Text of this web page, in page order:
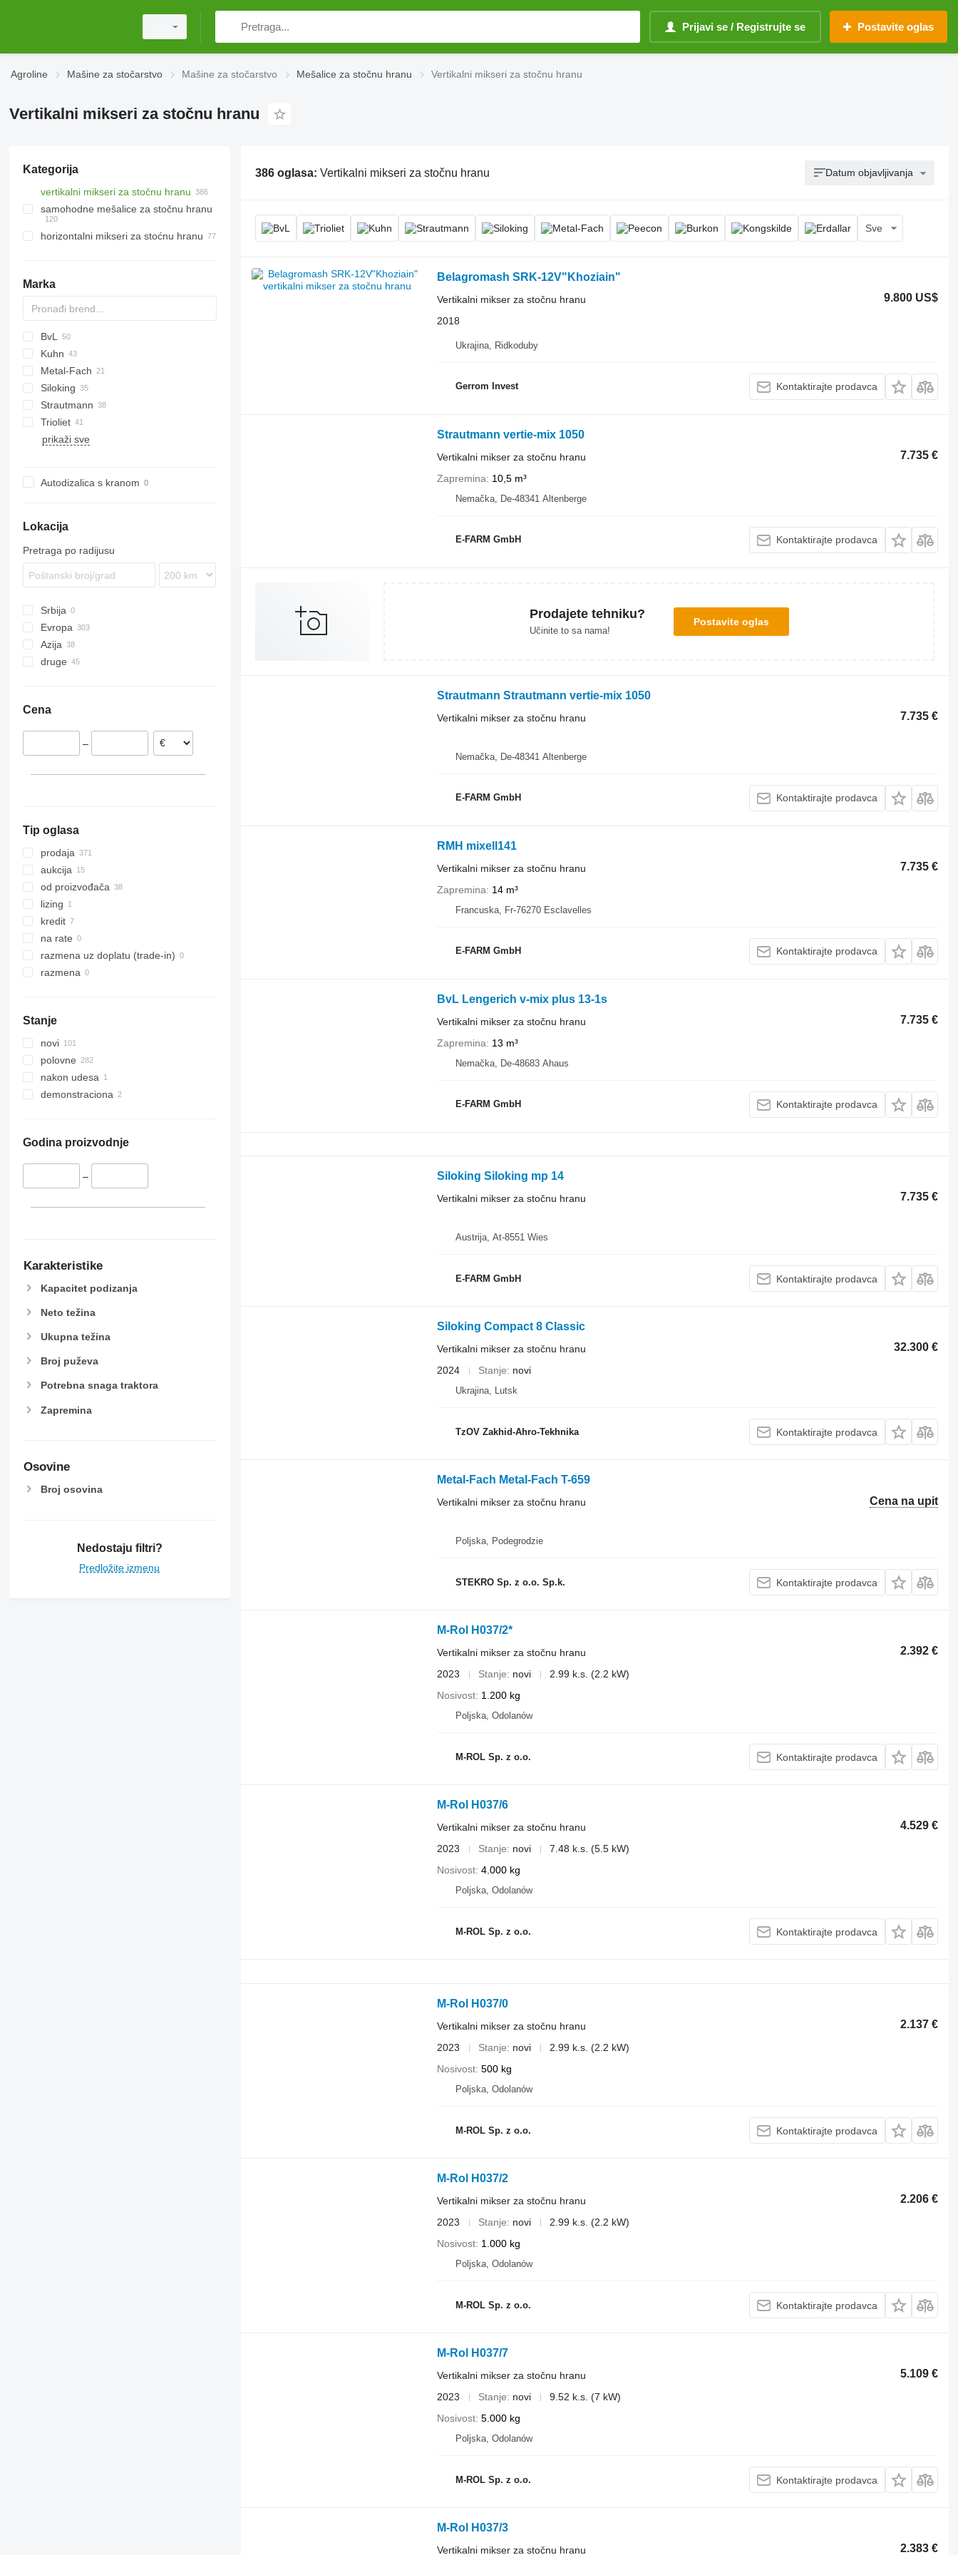
Prijavi se / Registrujte se Postavite oglas
Agroline Mašine za stočarstvo Mašine za stočarstvo Mešalice za stočnu hranu Vertikalni mikseri za stočnu hranu
Vertikalni mikseri za stočnu hranu
Kategorija
vertikalni mikseri za stočnu hranu
samohodne mešalice za stočnu hranu
horizontalni mikseri za stoćnu hranu
Marka
BvL
V-MIX
SB
VM
Kuhn
Euromix
Profile
Metal-Fach
VMP
Koala
Siloking
TrailedLine
Dunker
Strautmann
Verti-Mix
VM
MV
Trioliet
Gigant
prikaži sve
Autodizalica s kranom
Lokacija
Pretraga po radijusu
Srbija
Evropa
Poljska
Danska
Rumunija
Azija
Turska
druge
Cena
–
Tip oglasa
prodaja
aukcija
od proizvođača
lizing
kredit
na rate
razmena uz doplatu (trade-in)
razmena
Stanje
novi
polovne
nakon udesa
demonstraciona
Godina proizvodnje
–
Karakteristike
Kapacitet podizanja
Neto težina
Ukupna težina
Broj puževa
Potrebna snaga traktora
Zapremina
Osovine
Broj osovina
Nedostaju filtri?
Predložite izmenu
386 oglasa: Vertikalni mikseri za stočnu hranu Datum objavljivanja
Sve
Belagromash SRK-12V"Khoziain"
9.800 US$
Vertikalni mikser za stočnu hranu
2018
Ukrajina, Ridkoduby
Gerrom Invest Kontaktirajte prodavca
Strautmann vertie-mix 1050
7.735 €
Vertikalni mikser za stočnu hranu
Zapremina
10,5 m³
Nemačka, De-48341 Altenberge
E-FARM GmbH Kontaktirajte prodavca
Prodajete tehniku?
Učinite to sa nama!
Postavite oglas
Strautmann Strautmann vertie-mix 1050
7.735 €
Vertikalni mikser za stočnu hranu
Nemačka, De-48341 Altenberge
E-FARM GmbH Kontaktirajte prodavca
RMH mixell141
7.735 €
Vertikalni mikser za stočnu hranu
Zapremina
14 m³
Francuska, Fr-76270 Esclavelles
E-FARM GmbH Kontaktirajte prodavca
BvL Lengerich v-mix plus 13-1s
7.735 €
Vertikalni mikser za stočnu hranu
Zapremina
13 m³
Nemačka, De-48683 Ahaus
E-FARM GmbH Kontaktirajte prodavca
Siloking Siloking mp 14
7.735 €
Vertikalni mikser za stočnu hranu
Austrija, At-8551 Wies
E-FARM GmbH Kontaktirajte prodavca
Siloking Compact 8 Classic
32.300 €
Vertikalni mikser za stočnu hranu
2024
Stanje novi
Ukrajina, Lutsk
TzOV Zakhid-Ahro-Tekhnika Kontaktirajte prodavca
Metal-Fach Metal-Fach T-659
Cena na upit
Vertikalni mikser za stočnu hranu
Poljska, Podegrodzie
STEKRO Sp. z o.o. Sp.k. Kontaktirajte prodavca
M-Rol H037/2*
2.392 €
Vertikalni mikser za stočnu hranu
2023
Stanje novi
2.99 k.s. (2.2 kW)
Nosivost 1.200 kg
Poljska, Odolanów
M-ROL Sp. z o.o. Kontaktirajte prodavca
M-Rol H037/6
4.529 €
Vertikalni mikser za stočnu hranu
2023
Stanje novi
7.48 k.s. (5.5 kW)
Nosivost 4.000 kg
Poljska, Odolanów
M-ROL Sp. z o.o. Kontaktirajte prodavca
M-Rol H037/0
2.137 €
Vertikalni mikser za stočnu hranu
2023
Stanje novi
2.99 k.s. (2.2 kW)
Nosivost 500 kg
Poljska, Odolanów
M-ROL Sp. z o.o. Kontaktirajte prodavca
M-Rol H037/2
2.206 €
Vertikalni mikser za stočnu hranu
2023
Stanje novi
2.99 k.s. (2.2 kW)
Nosivost 1.000 kg
Poljska, Odolanów
M-ROL Sp. z o.o. Kontaktirajte prodavca
M-Rol H037/7
5.109 €
Vertikalni mikser za stočnu hranu
2023
Stanje novi
9.52 k.s. (7 kW)
Nosivost 5.000 kg
Poljska, Odolanów
M-ROL Sp. z o.o. Kontaktirajte prodavca
M-Rol H037/3
2.383 €
Vertikalni mikser za stočnu hranu